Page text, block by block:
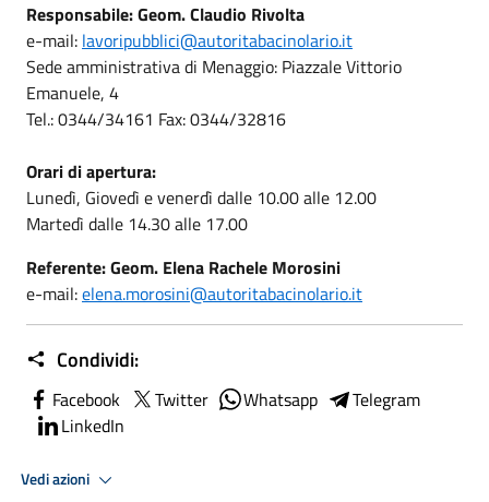
Responsabile: Geom. Claudio Rivolta
e-mail: lavoripubblici@autoritabacinolario.it
Sede amministrativa di Menaggio: Piazzale Vittorio
Emanuele, 4
Tel.: 0344/34161 Fax: 0344/32816
Orari di apertura:
Lunedì, Giovedì e venerdì dalle 10.00 alle 12.00
Martedì dalle 14.30 alle 17.00
Referente: Geom. Elena Rachele Morosini
e-mail:elena.morosini@autoritabacinolario.it
Condividi:
Facebook Twitter Whatsapp
Telegram
LinkedIn
Vedi azioni